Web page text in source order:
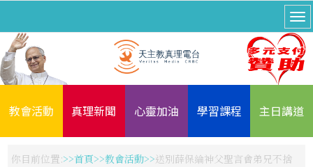
教會活動 真理新聞 心靈加油 學習課程 主日講道
你目前位置: 首頁 教會活動 送別薛保綸神父聖言會弟兄不捨